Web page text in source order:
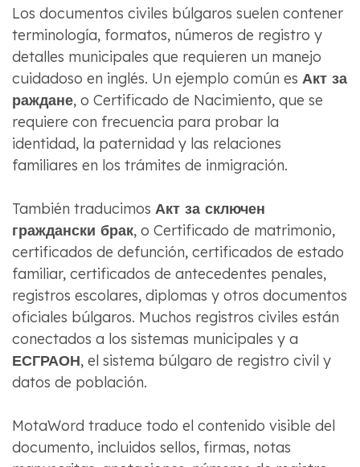
Los documentos civiles búlgaros suelen contener
terminología, formatos, números de registro y
detalles municipales que requieren un manejo
cuidadoso en inglés. Un ejemplo común es Акт за
раждане, o Certificado de Nacimiento, que se
requiere con frecuencia para probar la
identidad, la paternidad y las relaciones
familiares en los trámites de inmigración.
También traducimos Акт за сключен
граждански брак, o Certificado de matrimonio,
certificados de defunción, certificados de estado
familiar, certificados de antecedentes penales,
registros escolares, diplomas y otros documentos
oficiales búlgaros. Muchos registros civiles están
conectados a los sistemas municipales y a
ЕСГРАОН, el sistema búlgaro de registro civil y
datos de población.
MotaWord traduce todo el contenido visible del
documento, incluidos sellos, firmas, notas